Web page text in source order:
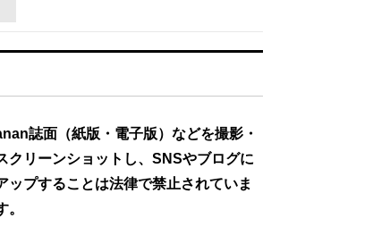
誌面（紙版・電子版）などを撮影・
クリーンショットし、SNSやブログに
ップすることは法律で禁止されていま
。